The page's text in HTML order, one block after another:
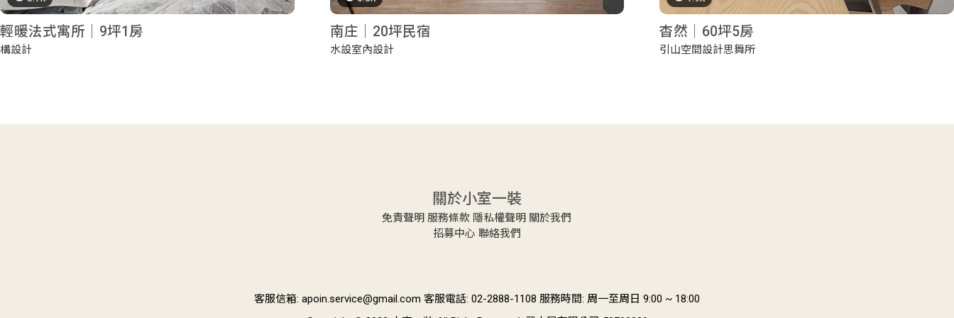
輕暖法式寓所｜9坪1房
構設計
南庄｜20坪民宿
水設室內設計
杳然｜60坪5房
引山空間設計思舞所
關於小室一裝
免責聲明 服務條款 隱私權聲明 關於我們
招募中心 聯絡我們
客服信箱: apoin.service@gmail.com 客服電話: 02-2888-1108 服務時間: 周一至周日 9:00 ~ 18:00